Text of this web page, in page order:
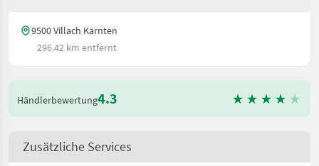
9500 Villach Kärnten
296.42 km entfernt
Händlerbewertung4.3
Zusätzliche Services